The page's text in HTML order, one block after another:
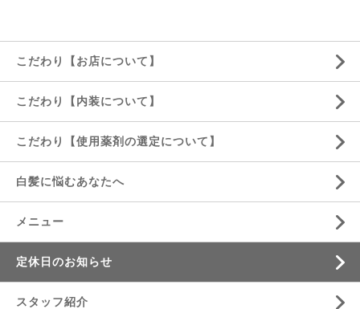
こだわり【お店について】
こだわり【内装について】
こだわり【使用薬剤の選定について】
白髪に悩むあなたへ
メニュー
定休日のお知らせ
スタッフ紹介